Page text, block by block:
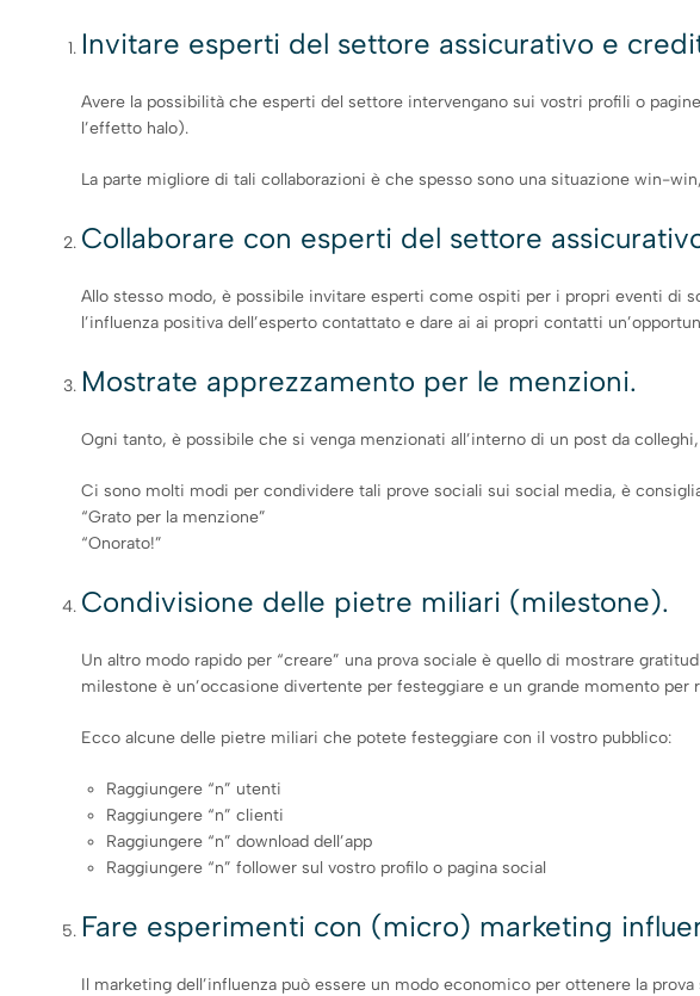
Invitare esperti del settore assicurativo e
Avere la possibilità che esperti del settore intervengano sui vostri profili o
l’effetto halo).
La parte migliore di tali collaborazioni è che spesso sono una situazione win-
Collaborare con esperti del settore
Allo stesso modo, è possibile invitare esperti come ospiti per i propri eventi di
l’influenza positiva dell’esperto contattato e dare ai ai propri contatti
Mostrate apprezzamento per le menzioni.
Ogni tanto, è possibile che si venga menzionati all’interno di un post da
Ci sono molti modi per condividere tali prove sociali sui social media, è
“Grato per la menzione”
“Onorato!”
Condivisione delle pietre miliari (milestone).
Un altro modo rapido per “creare” una prova sociale è quello di mostrare
milestone è un’occasione divertente per festeggiare e un grande momento per
Ecco alcune delle pietre miliari che potete festeggiare con il vostro pubblico:
Raggiungere “n” utenti
Raggiungere “n” clienti
Raggiungere “n” download dell’app
Raggiungere “n” follower sul vostro profilo o pagina social
Fare esperimenti con (micro) marketing
Il marketing dell’influenza può essere un modo economico per ottenere la